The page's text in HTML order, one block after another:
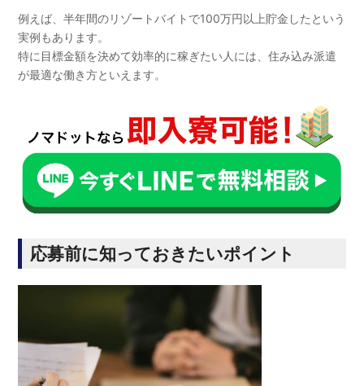
例えば、半年間のリゾートバイトで100万円以上貯金したという
実例もあります。
特に目標金額を決めて効率的に稼ぎたい人には、住み込み派遣
が最適な働き方といえます。
応募前に知っておきたいポイント